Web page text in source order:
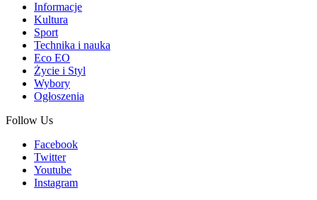
Informacje
Kultura
Sport
Technika i nauka
Eco EO
Życie i Styl
Wybory
Ogłoszenia
Follow Us
Facebook
Twitter
Youtube
Instagram